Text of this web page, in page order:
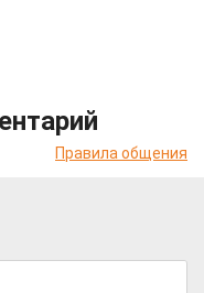
Правила общения